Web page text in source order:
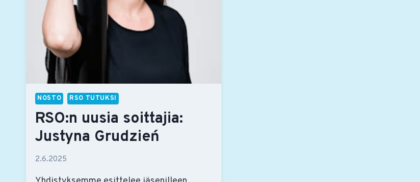
NOSTO RSO TUTUKSI
RSO:n uusia soittajia:
Justyna Grudzień
2.6.2025